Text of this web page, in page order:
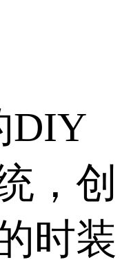
DIY
，创
时装